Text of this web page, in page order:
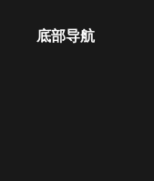
底部导航